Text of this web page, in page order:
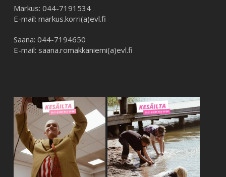
Markus: 044-7191534
E-mail: markus.korri(a)evl.fi
Saana: 044-7194650
E-mail: saana.romakkaniemi(a)evl.fi